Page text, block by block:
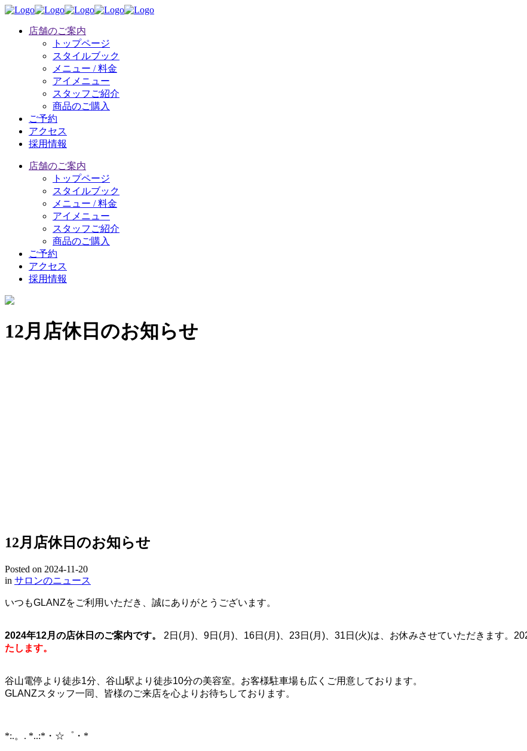
店舗のご案内
トップページ
スタイルブック
メニュー / 料金
アイメニュー
スタッフご紹介
商品のご購入
ご予約
アクセス
採用情報
店舗のご案内
トップページ
スタイルブック
メニュー / 料金
アイメニュー
スタッフご紹介
商品のご購入
ご予約
アクセス
採用情報
12月店休日のお知らせ
12月店休日のお知らせ
Posted on 2024-11-20
in サロンのニュース
いつもGLANZをご利用いただき、誠にありがとうございます。
2024年12月の店休日のご案内です。 2日(月)、9日(月)、16日(月)、23日(月)、31日(火)は、お休みさせていただきます。
たします。
谷山電停より徒歩1分、谷山駅より徒歩10分の美容室。お客様駐車場も広くご用意しております。
GLANZスタッフ一同、皆様のご来店を心よりお待ちしております。
*:.。. *..:*・☆゜・*